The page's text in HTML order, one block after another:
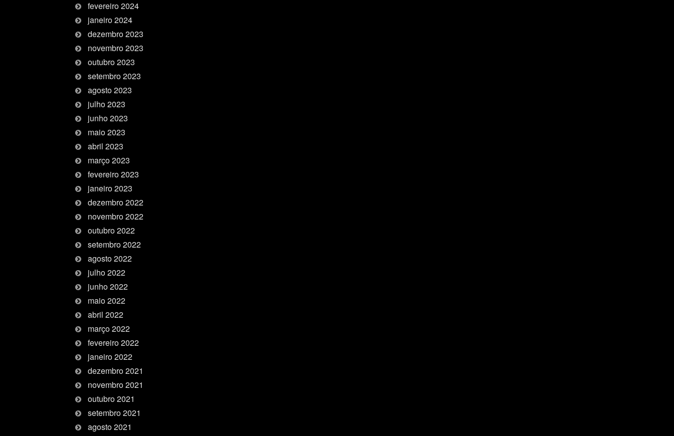
fevereiro 2024
janeiro 2024
dezembro 2023
novembro 2023
outubro 2023
setembro 2023
agosto 2023
julho 2023
junho 2023
maio 2023
abril 2023
março 2023
fevereiro 2023
janeiro 2023
dezembro 2022
novembro 2022
outubro 2022
setembro 2022
agosto 2022
julho 2022
junho 2022
maio 2022
abril 2022
março 2022
fevereiro 2022
janeiro 2022
dezembro 2021
novembro 2021
outubro 2021
setembro 2021
agosto 2021